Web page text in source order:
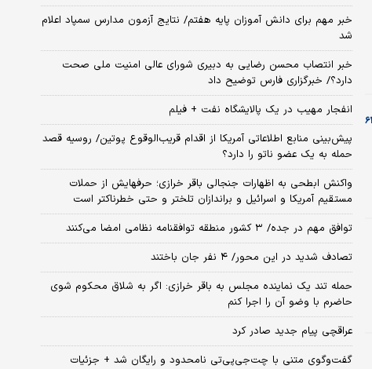
خبر مهم برای دانش آموزان پایه هفتم/ نتایج آزمون مدارس سمپاد اعلام
شد
خبر انتصاب محسن رضایی به دبیری شورای عالی امنیت ملی صحت
دارد؟/ خبرگزاری فارس توضیح داد
انفجار مهیب در یک پالایشگاه نفت + فیلم
پیش‌بینی منابع اطلاعاتی آمریکا از اقدام قریب‌الوقوع پوتین/ روسیه قصد
حمله به یک عضو ناتو را دارد؟
واکنش ابطحی به اظهارات جنجالی باقر خرازی؛ حرفهایش از حملات
مستقیم آمریکا و اسرائیل و براندازان تلختر و حتی خطرناکتر است
توافق مهم در جده/ ۳ کشور منطقه توافقنامه نظامی امضا می‌کنند
تصادف شدید در این محور/ ۴ نفر جان باختند
حمله تند یک نماینده مجلس به باقر خرازی: اگر به شلاق محکوم شوی
حاضرم با وضو آن را اجرا کنم
عراقچی پیام جدید صادر کرد
گفت‌وگوی متنی با چت‌جی‌پی‌تی نامحدود و رایگان شد + جزئیات